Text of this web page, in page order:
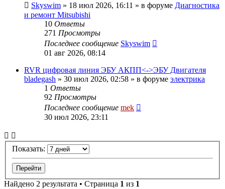
Skyswim » 18 июл 2026, 16:11 » в форуме Диагностика
и ремонт Mitsubishi
10 Ответы
271 Просмотры
Последнее сообщение Skyswim
01 авг 2026, 08:14
RVR цифровая линия ЭБУ АКПП<->ЭБУ Двигателя
bladegash » 30 июл 2026, 02:58 » в форуме электрика
1 Ответы
92 Просмотры
Последнее сообщение mek
30 июл 2026, 23:11
Показать:
Найдено 2 результата • Страница 1 из 1